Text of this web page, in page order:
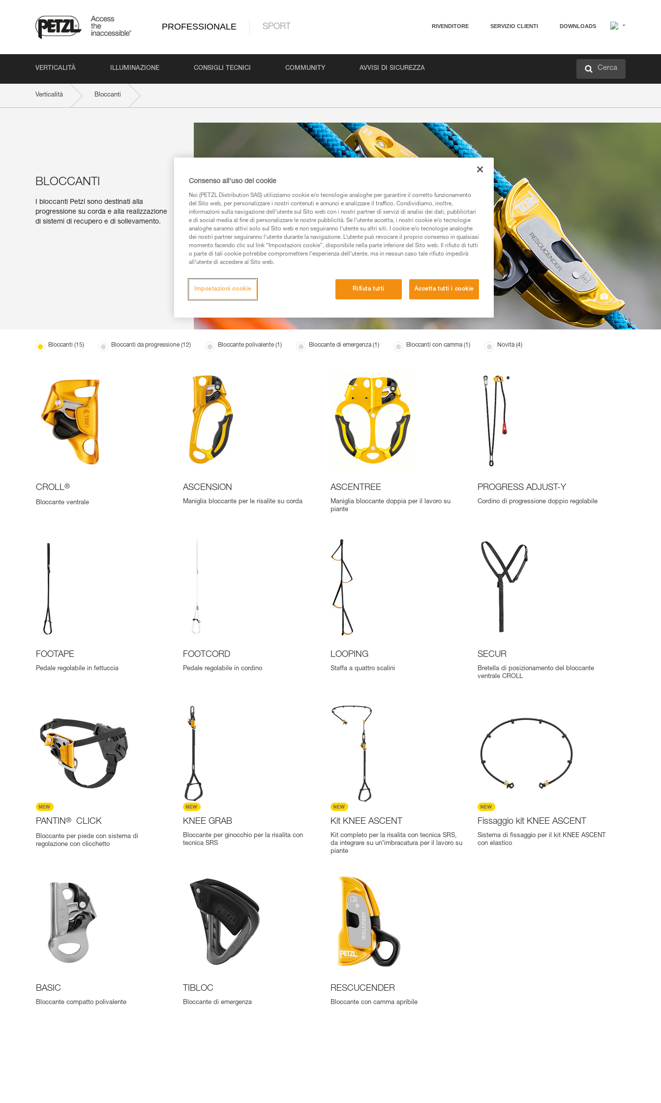
PROFESSIONALE SPORT RIVENDITORE SERVIZIO CLIENTI DOWNLOADS
VERTICALITÀ ILLUMINAZIONE CONSIGLI TECNICI COMMUNITY AVVISI DI SICUREZZA Cerca
Verticalità Bloccanti
BLOCCANTI
I bloccanti Petzl sono destinati alla
progressione su corda e alla realizzazione
di sistemi di recupero e di sollevamento.
Bloccanti (15) Bloccanti da progressione (12) Bloccante polivalente (1) Bloccante di emergenza (1) Bloccanti con camma (1) Novità (4)
CROLL®
Bloccante ventrale
ASCENSION
Maniglia bloccante per le risalite su corda
ASCENTREE
Maniglia bloccante doppia per il lavoro su
piante
PROGRESS ADJUST-Y
Cordino di progressione doppio regolabile
FOOTAPE
Pedale regolabile in fettuccia
FOOTCORD
Pedale regolabile in cordino
LOOPING
Staffa a quattro scalini
SECUR
Bretella di posizionamento del bloccante
ventrale CROLL
PANTIN® CLICK
Bloccante per piede con sistema di
regolazione con clicchetto
KNEE GRAB
Bloccante per ginocchio per la risalita con
tecnica SRS
Kit KNEE ASCENT
Kit completo per la risalita con tecnica SRS,
da integrare su un’imbracatura per il lavoro su
piante
Fissaggio kit KNEE ASCENT
Sistema di fissaggio per il kit KNEE ASCENT
con elastico
BASIC
Bloccante compatto polivalente
TIBLOC
Bloccante di emergenza
RESCUCENDER
Bloccante con camma apribile
Consenso all'uso dei cookie
Noi (PETZL Distribution SAS) utilizziamo cookie e/o tecnologie analoghe per garantire il corretto funzionamento
del Sito web, per personalizzare i nostri contenuti e annunci e analizzare il traffico. Condividiamo, inoltre,
informazioni sulla navigazione dell’utente sul Sito web con i nostri partner di servizi di analisi dei dati, pubblicitari
e di social media al fine di personalizzare le nostre pubblicità. Se l’utente accetta, i nostri cookie e/o tecnologie
analoghe saranno attivi solo sul Sito web e non seguiranno l’utente su altri siti. I cookie e/o tecnologie analoghe
dei nostri partner seguiranno l’utente durante la navigazione. L’utente può revocare il proprio consenso in qualsiasi
momento facendo clic sul link “Impostazioni cookie”, disponibile nella parte inferiore del Sito web. Il rifiuto di tutti
o parte di tali cookie potrebbe compromettere l’esperienza dell’utente, ma in nessun caso tale rifiuto impedirà
all’utente di accedere al Sito web.
Rifiuta tutti Accetta tutti i cookie
Impostazioni cookie